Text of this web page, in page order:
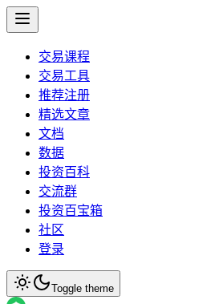
交易课程
交易工具
推荐注册
精选文章
文档
数据
投资百科
交流群
投资百宝箱
社区
登录
Toggle theme